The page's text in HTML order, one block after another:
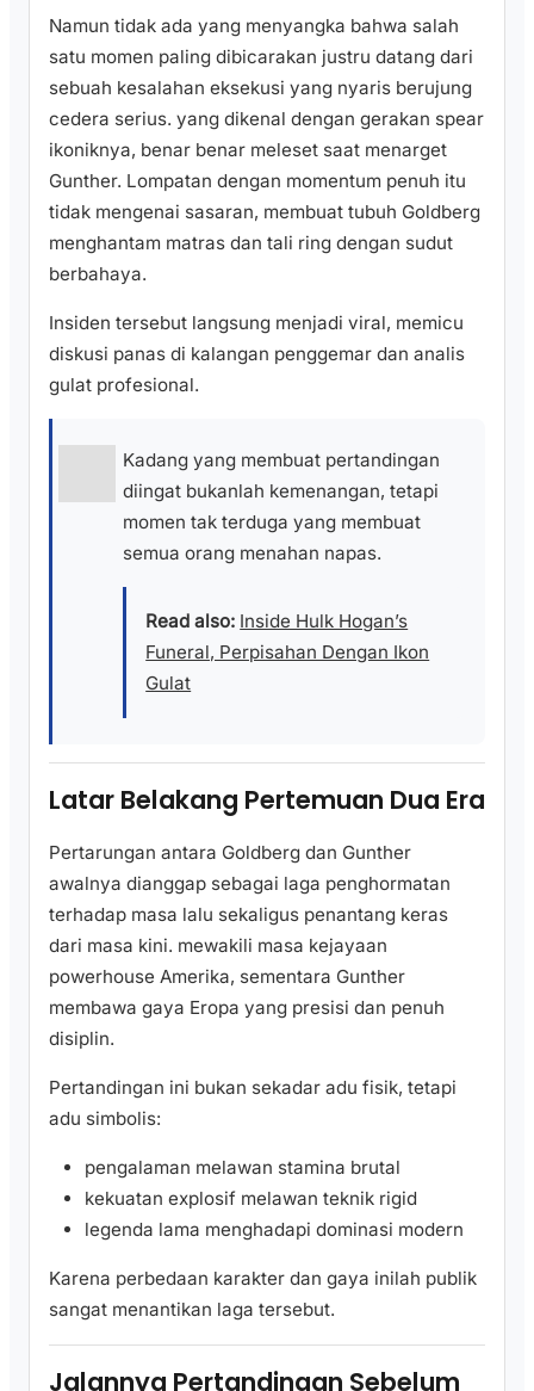
Namun tidak ada yang menyangka bahwa salah
satu momen paling dibicarakan justru datang dari
sebuah kesalahan eksekusi yang nyaris berujung
cedera serius. yang dikenal dengan gerakan spear
ikoniknya, benar benar meleset saat menarget
Gunther. Lompatan dengan momentum penuh itu
tidak mengenai sasaran, membuat tubuh Goldberg
menghantam matras dan tali ring dengan sudut
berbahaya.
Insiden tersebut langsung menjadi viral, memicu
diskusi panas di kalangan penggemar dan analis
gulat profesional.
Kadang yang membuat pertandingan
diingat bukanlah kemenangan, tetapi
momen tak terduga yang membuat
semua orang menahan napas.
Read also: Inside Hulk Hogan’s
Funeral, Perpisahan Dengan Ikon
Gulat
Latar Belakang Pertemuan Dua Era
Pertarungan antara Goldberg dan Gunther
awalnya dianggap sebagai laga penghormatan
terhadap masa lalu sekaligus penantang keras
dari masa kini. mewakili masa kejayaan
powerhouse Amerika, sementara Gunther
membawa gaya Eropa yang presisi dan penuh
disiplin.
Pertandingan ini bukan sekadar adu fisik, tetapi
adu simbolis:
pengalaman melawan stamina brutal
kekuatan explosif melawan teknik rigid
legenda lama menghadapi dominasi modern
Karena perbedaan karakter dan gaya inilah publik
sangat menantikan laga tersebut.
Jalannya Pertandingan Sebelum